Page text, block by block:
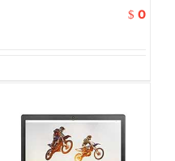
$ 0